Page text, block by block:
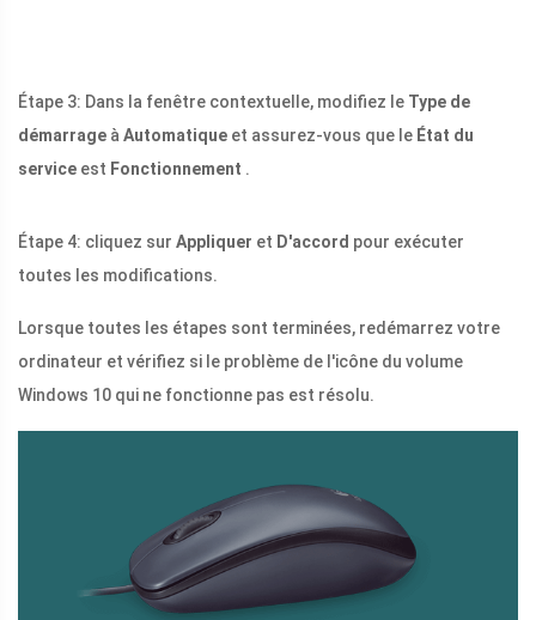
Étape 3: Dans la fenêtre contextuelle, modifiez le Type de
démarrage à Automatique et assurez-vous que le État du
service est Fonctionnement .
Étape 4: cliquez sur Appliquer et D'accord pour exécuter
toutes les modifications.
Lorsque toutes les étapes sont terminées, redémarrez votre
ordinateur et vérifiez si le problème de l'icône du volume
Windows 10 qui ne fonctionne pas est résolu.